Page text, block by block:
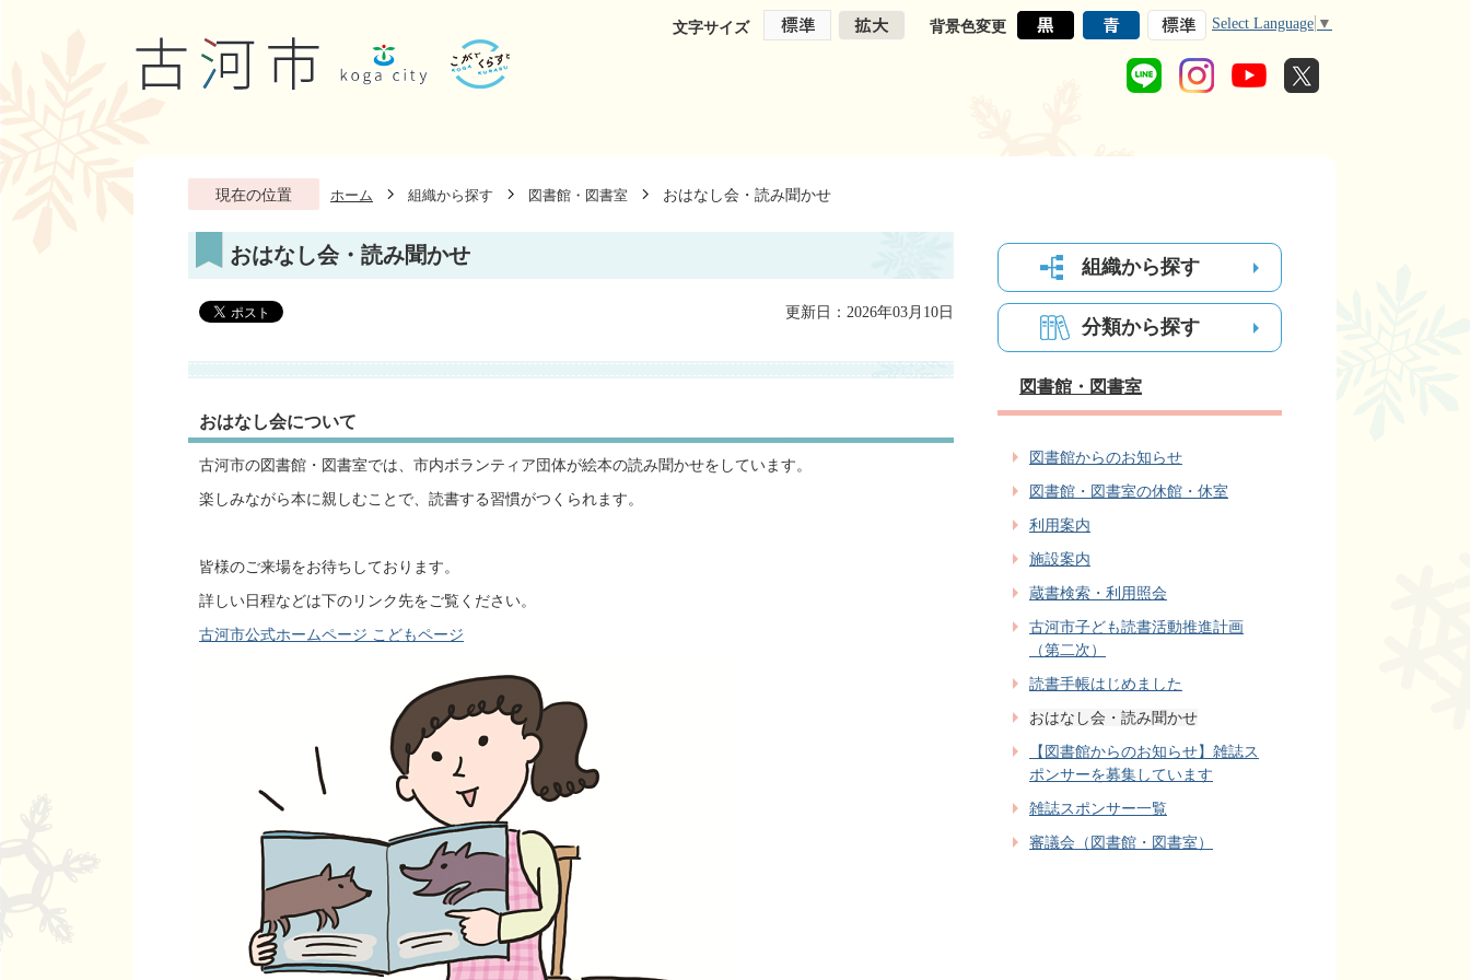
文字サイズ 背景色変更 Select Language ▼
現在の位置 ホーム 組織から探す 図書館・図書室 おはなし会・読み聞かせ
おはなし会・読み聞かせ
更新日：2026年03月10日
おはなし会について
古河市の図書館・図書室では、市内ボランティア団体が絵本の読み聞かせをしています。
楽しみながら本に親しむことで、読書する習慣がつくられます。
皆様のご来場をお待ちしております。
詳しい日程などは下のリンク先をご覧ください。
古河市公式ホームページ こどもページ
組織から探す
分類から探す
図書館・図書室
図書館からのお知らせ
図書館・図書室の休館・休室
利用案内
施設案内
蔵書検索・利用照会
古河市子ども読書活動推進計画
（第二次）
読書手帳はじめました
おはなし会・読み聞かせ
【図書館からのお知らせ】雑誌ス
ポンサーを募集しています
雑誌スポンサー一覧
審議会（図書館・図書室）